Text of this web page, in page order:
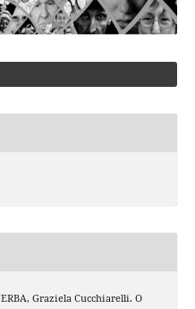
Graziela Cucchiarelli. O